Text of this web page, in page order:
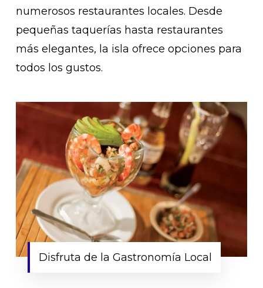
numerosos restaurantes locales. Desde
pequeñas taquerías hasta restaurantes
más elegantes, la isla ofrece opciones para
todos los gustos.
Disfruta de la Gastronomía Local